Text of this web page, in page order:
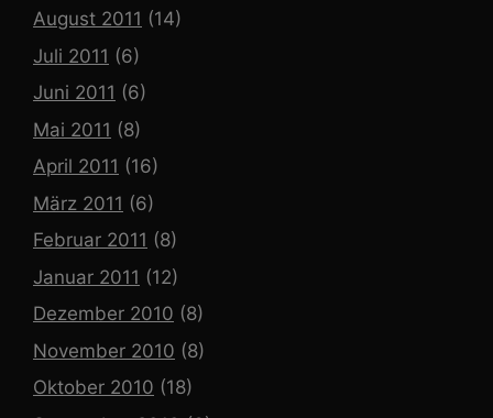
August 2011 (14)
Juli 2011 (6)
Juni 2011 (6)
Mai 2011 (8)
April 2011 (16)
März 2011 (6)
Februar 2011 (8)
Januar 2011 (12)
Dezember 2010 (8)
November 2010 (8)
Oktober 2010 (18)